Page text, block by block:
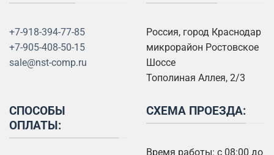
+7-918-394-77-85
+7-905-408-50-15
sale@nst-comp.ru
Россия, город Краснодар
микрорайон Ростовское
Шоссе
Тополиная Аллея, 2/3
СПОСОБЫ
ОПЛАТЫ:
СХЕМА ПРОЕЗДА:
Время работы: с 08:00 до